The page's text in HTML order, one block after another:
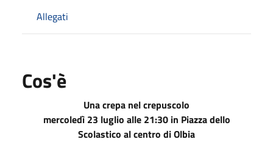
Allegati
Cos'è
Una crepa nel crepuscolo
mercoledì 23 luglio alle 21:30 in Piazza dello
Scolastico al centro di Olbia